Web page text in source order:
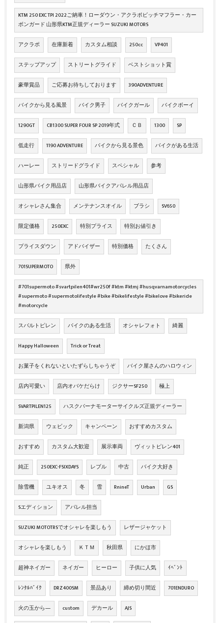
KTM 250 EXC TPI 2022ご納車！ローダウン・アクラポビッチマフラー・カー
ボンガード 山形県KTM正規ディーラー SUZUKI MOTORS
アクラポ 在庫新着 カスタム相談 250cc VP401
ステップアップ ストリートグライド ベストショット賞
豪華賞品 ご応募お待ちしております 390ADVENTURE
バイクから見る風景 バイク男子 バイクガール バイクボーイ
1290GT CB1300 SUPER FOUR SP 2019年式 ＣＢ 1300 SP
低走行 1190 ADVENTURE バイクから見る景色 バイクがある生活
ハーレー ストリードグライド スペシャル 参考
山形県バイク用品店 山形県バイクアパレル用品店
オシャレさん集合 メンテナンスオイル ブラシ SV650
限定価格 250EXC 特別プライス 特別お値引き
プライスダウン アドバイザー 特別価格 たくさん
701SUPERMOTO 県外
#701supermoto #svartpilen401#wr250f #ktm #ktmj #husqvarnamotorcycles
#supermoto #supermotolifestyle #bike #bikelifestyle #bikelove #bikeride
#motorcycle
スバルトピレン バイクのある生活 オシャレフォト 綺麗
Happy Halloween Trick or Treat
お菓子をくれないといたずらしちゃうぞ バイク屋さんのハロウィン
店内可愛い 店内オバケだらけ ジクサーSF250 極上
SVARTPILEN125 ハスクバーナモーターサイクルズ正規ディーラー
新潟県 ウェビック キャンペーン おすすめカスタム
おすすめ カスタム大歓迎 展示車両 ヴィットピレン401
純正 250EXC-FSIXDAYS レブル 中古 バイク大好き
除雪機 ユキオス 冬 雪 RnineT Urban GS
Sエディション アパレル担当
SUZUKI MOTOTRSでオシャレを楽しもう レザージャケット
オシャレを楽しもう ＫＴＭ 秋田県 にかほ市
超神ネイガー ネイガー ヒーロー 子供に人気 ｲﾍﾞﾝﾄ
ﾚﾝﾀﾙﾊﾞｲｸ DRZ400SM 景品あり 締め切り間近 701ENDURO
火の玉から― custom デカール AJS